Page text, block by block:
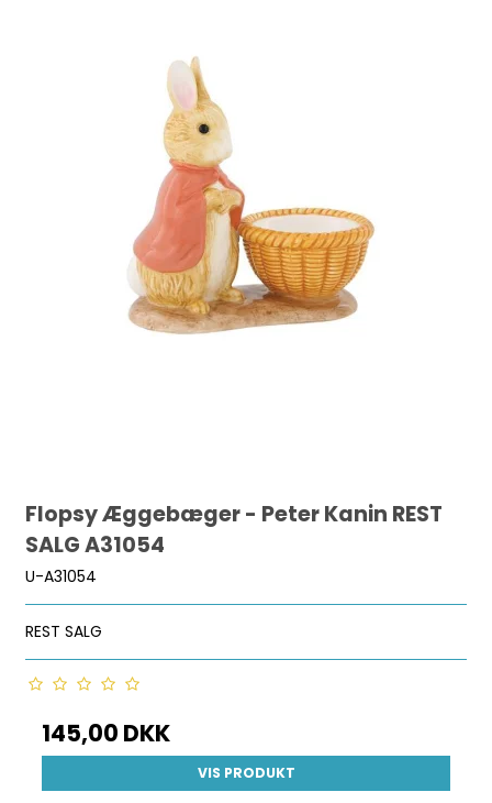
Flopsy Æggebæger - Peter Kanin REST
SALG A31054
U-A31054
REST SALG
145,00 DKK
VIS PRODUKT